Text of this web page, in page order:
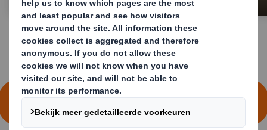
ONTDEK ALLE RECYCLING- EN
AFVALBEHEERDIENSTEN